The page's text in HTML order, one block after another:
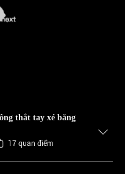
thắt tay xé băng
17 quan điểm